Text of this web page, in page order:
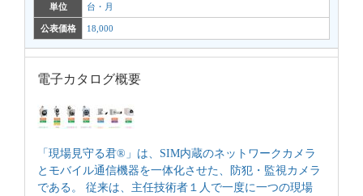
単位 台・月
公表価格 18,000
電子カタログ概要
「現場見守る君®」は、SIM内蔵のネットワークカメラ
とモバイル通信機器を一体化させた、防犯・監視カメラ
である。 従来は、主任技術者１人で一度に一つの現場